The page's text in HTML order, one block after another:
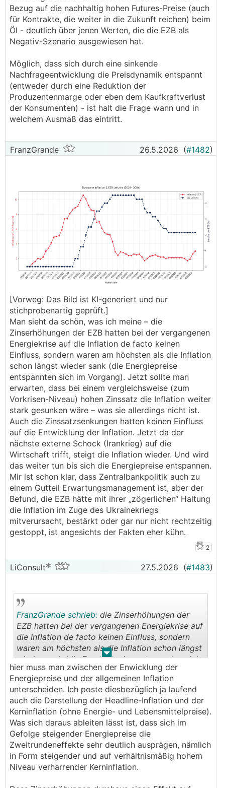
Bezug auf die nachhaltig hohen Futures-Preise (auch
für Kontrakte, die weiter in die Zukunft reichen) beim
Öl - deutlich über jenen Werten, die die EZB als
Negativ-Szenario ausgewiesen hat.
Möglich, dass sich durch eine sinkende
Nachfrageentwicklung die Preisdynamik entspannt
(entweder durch eine Reduktion der
Produzentenmarge oder eben dem Kaufkraftverlust
der Konsumenten) - ist halt die Frage wann und in
welchem Ausmaß das eintritt.
FranzGrande 26.5.2026 (#1482)
[Vorweg: Das Bild ist KI-generiert und nur
stichprobenartig geprüft.]
Man sieht da schön, was ich meine – die
Zinserhöhungen der EZB hatten bei der vergangenen
Energiekrise auf die Inflation de facto keinen
Einfluss, sondern waren am höchsten als die Inflation
schon längst wieder sank (die Energiepreise
entspannten sich im Vorgang). Jetzt sollte man
erwarten, dass bei einem vergleichsweise (zum
Vorkrisen-Niveau) hohen Zinssatz die Inflation weiter
stark gesunken wäre – was sie allerdings nicht ist.
Auch die Zinssatzsenkungen hatten keinen Einfluss
auf die Entwicklung der Inflation. Jetzt da der
nächste externe Schock (Irankrieg) auf die
Wirtschaft trifft, steigt die Inflation wieder. Und wird
das weiter tun bis sich die Energiepreise entspannen.
Mir ist schon klar, dass Zentralbankpolitik auch zu
einem Gutteil Erwartungsmanagement ist, aber der
Befund, die EZB hätte mit ihrer „zögerlichen“ Haltung
die Inflation im Zuge des Ukrainekriegs
mitverursacht, bestärkt oder gar nur nicht rechtzeitig
gestoppt, ist angesichts der Fakten eher kühn.
2
LiConsult 27.5.2026 (#1483)
. .
FranzGrande schrieb: die Zinserhöhungen der
EZB hatten bei der vergangenen Energiekrise auf
die Inflation de facto keinen Einfluss, sondern
waren am höchsten als die Inflation schon längst
wieder sank (die Energiepreise entspannten sich
im Vorgang).
hier muss man zwischen der Enwicklung der
Energiepreise und der allgemeinen Inflation
unterscheiden. Ich poste diesbezüglich ja laufend
auch die Darstellung der Headline-Inflation und der
Kerninflation (ohne Energie- und Lebensmittelpreise).
Was sich daraus ableiten lässt ist, dass sich im
Gefolge steigender Energiepreise die
Zweitrundeneffekte sehr deutlich ausprägen, nämlich
in Form steigender und auf verhältnismäßig hohem
Niveau verharrender Kerninflation.